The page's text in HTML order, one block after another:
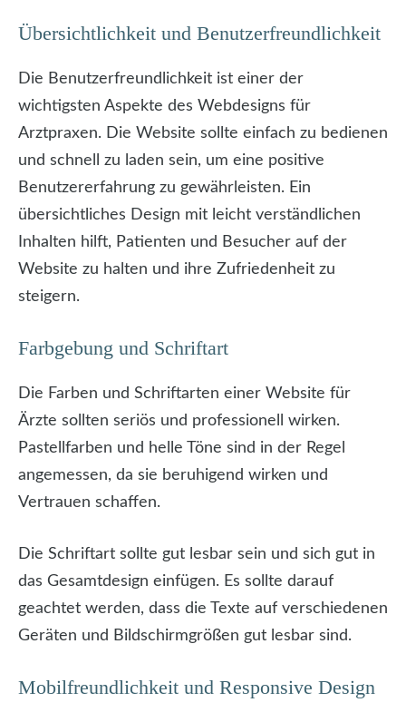
Übersichtlichkeit und Benutzerfreundlichkeit
Die Benutzerfreundlichkeit ist einer der
wichtigsten Aspekte des Webdesigns für
Arztpraxen. Die Website sollte einfach zu bedienen
und schnell zu laden sein, um eine positive
Benutzererfahrung zu gewährleisten. Ein
übersichtliches Design mit leicht verständlichen
Inhalten hilft, Patienten und Besucher auf der
Website zu halten und ihre Zufriedenheit zu
steigern.
Farbgebung und Schriftart
Die Farben und Schriftarten einer Website für
Ärzte sollten seriös und professionell wirken.
Pastellfarben und helle Töne sind in der Regel
angemessen, da sie beruhigend wirken und
Vertrauen schaffen.
Die Schriftart sollte gut lesbar sein und sich gut in
das Gesamtdesign einfügen. Es sollte darauf
geachtet werden, dass die Texte auf verschiedenen
Geräten und Bildschirmgrößen gut lesbar sind.
Mobilfreundlichkeit und Responsive Design